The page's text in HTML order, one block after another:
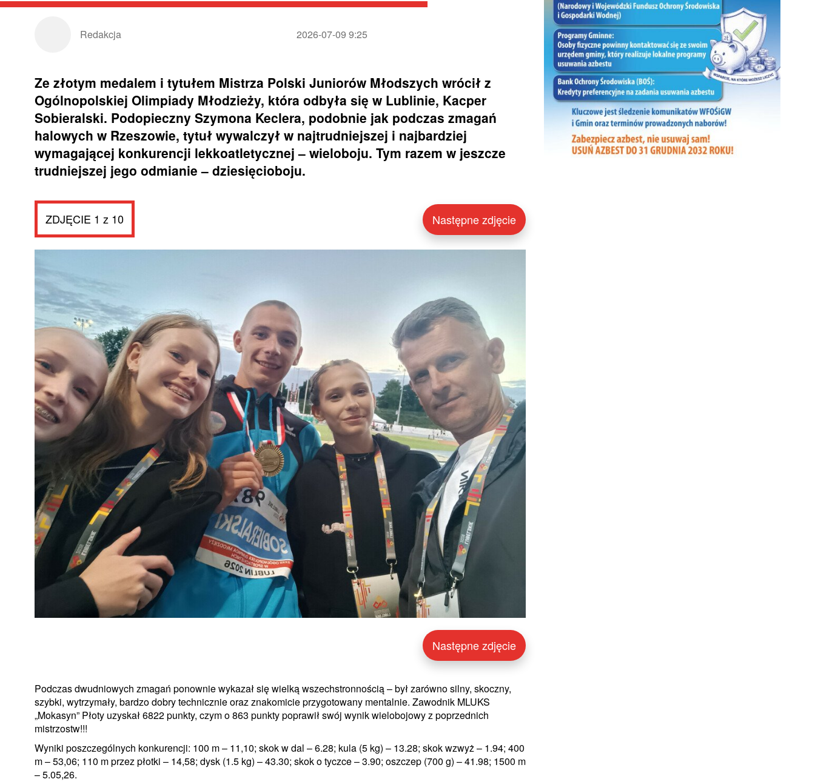
Redakcja 2026-07-09 9:25
Ze złotym medalem i tytułem Mistrza Polski Juniorów Młodszych wrócił z
Ogólnopolskiej Olimpiady Młodzieży, która odbyła się w Lublinie, Kacper
Sobieralski. Podopieczny Szymona Keclera, podobnie jak podczas zmagań
halowych w Rzeszowie, tytuł wywalczył w najtrudniejszej i najbardziej
wymagającej konkurencji lekkoatletycznej – wieloboju. Tym razem w jeszcze
trudniejszej jego odmianie – dziesięcioboju.
ZDJĘCIE 1 z 10 Następne zdjęcie
Następne zdjęcie
Podczas dwudniowych zmagań ponownie wykazał się wielką wszechstronnością – był zarówno silny, skoczny,
szybki, wytrzymały, bardzo dobry technicznie oraz znakomicie przygotowany mentalnie. Zawodnik MLUKS
„Mokasyn” Płoty uzyskał 6822 punkty, czym o 863 punkty poprawił swój wynik wielobojowy z poprzednich
mistrzostw!!!
Wyniki poszczególnych konkurencji: 100 m – 11,10; skok w dal – 6.28; kula (5 kg) – 13.28; skok wzwyż – 1.94; 400
m – 53,06; 110 m przez płotki – 14,58; dysk (1.5 kg) – 43.30; skok o tyczce – 3.90; oszczep (700 g) – 41.98; 1500 m
– 5.05,26.